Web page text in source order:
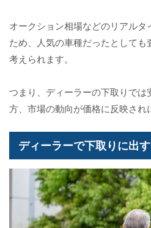
オークション相場などのリアル
ため、人気の車種だったとしても
考えられます。
つまり、ディーラーの下取りで
方、市場の動向が価格に反映され
ディーラーで下取りに出